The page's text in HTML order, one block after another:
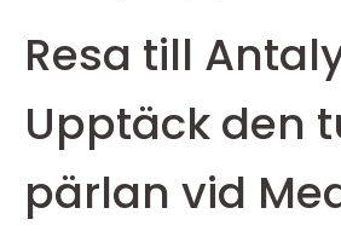
Resa till
Upptäck den
pärlan vid